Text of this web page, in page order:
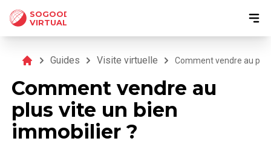
SOGOOD
VIRTUAL
Guides Visite virtuelle Comment vendre au plus
Comment vendre au
plus vite un bien
immobilier ?